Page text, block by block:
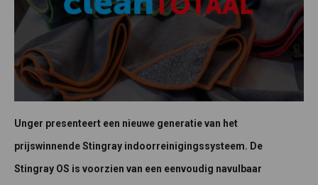
Unger presenteert een nieuwe generatie van het
prijswinnende Stingray indoorreinigingssysteem. De
Stingray OS is voorzien van een eenvoudig navulbaar